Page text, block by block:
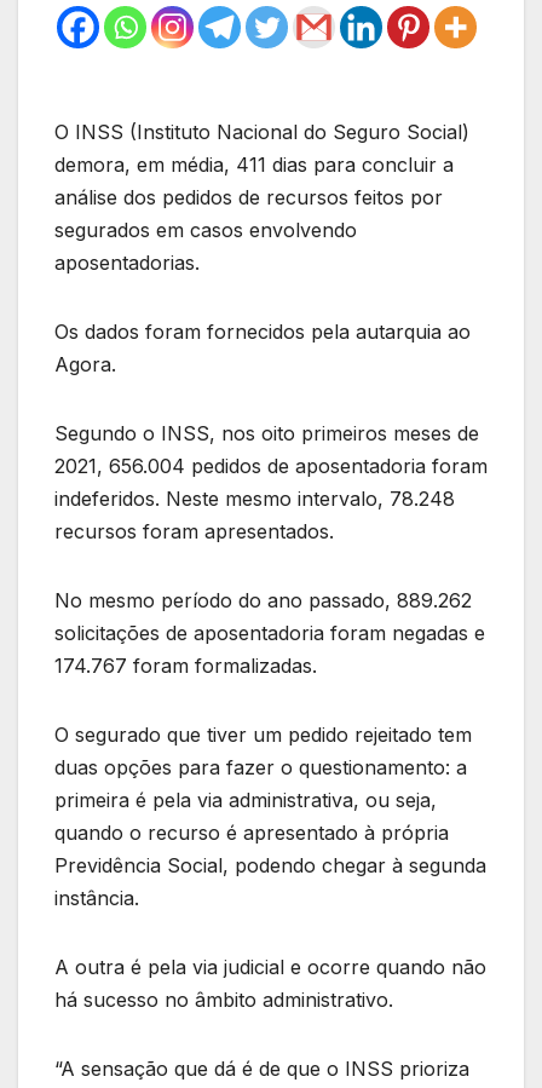
O INSS (Instituto Nacional do Seguro Social)
demora, em média, 411 dias para concluir a
análise dos pedidos de recursos feitos por
segurados em casos envolvendo
aposentadorias.
Os dados foram fornecidos pela autarquia ao
Agora.
Segundo o INSS, nos oito primeiros meses de
2021, 656.004 pedidos de aposentadoria foram
indeferidos. Neste mesmo intervalo, 78.248
recursos foram apresentados.
No mesmo período do ano passado, 889.262
solicitações de aposentadoria foram negadas e
174.767 foram formalizadas.
O segurado que tiver um pedido rejeitado tem
duas opções para fazer o questionamento: a
primeira é pela via administrativa, ou seja,
quando o recurso é apresentado à própria
Previdência Social, podendo chegar à segunda
instância.
A outra é pela via judicial e ocorre quando não
há sucesso no âmbito administrativo.
“A sensação que dá é de que o INSS prioriza